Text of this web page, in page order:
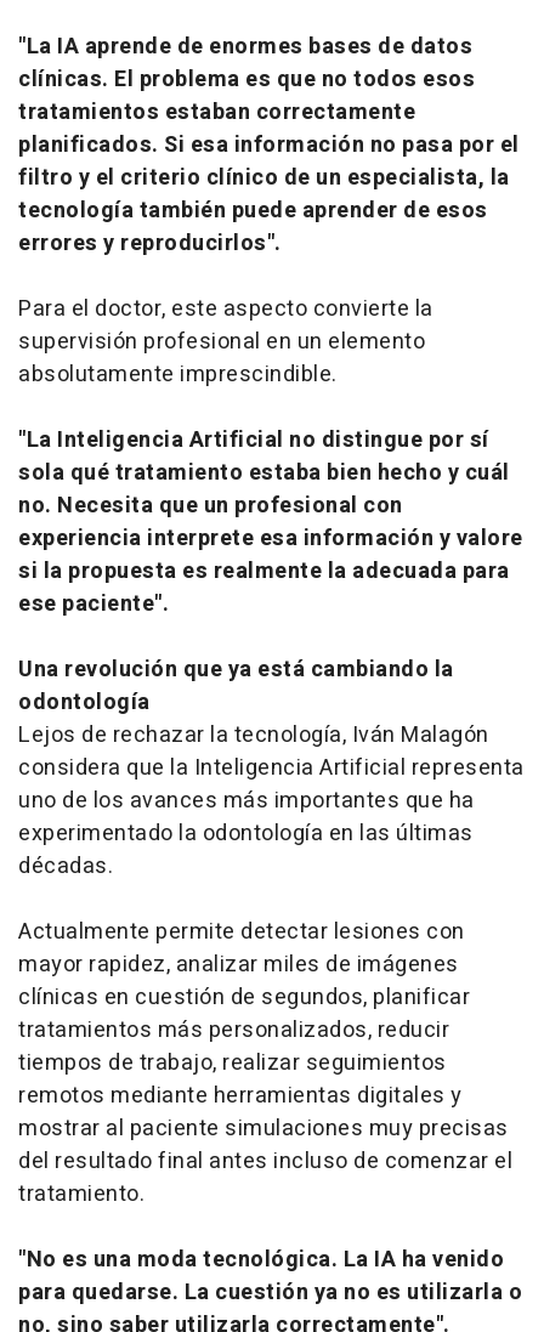
"La IA aprende de enormes bases de datos
clínicas. El problema es que no todos esos
tratamientos estaban correctamente
planificados. Si esa información no pasa por el
filtro y el criterio clínico de un especialista, la
tecnología también puede aprender de esos
errores y reproducirlos".
Para el doctor, este aspecto convierte la
supervisión profesional en un elemento
absolutamente imprescindible.
"La Inteligencia Artificial no distingue por sí
sola qué tratamiento estaba bien hecho y cuál
no. Necesita que un profesional con
experiencia interprete esa información y valore
si la propuesta es realmente la adecuada para
ese paciente".
Una revolución que ya está cambiando la
odontología
Lejos de rechazar la tecnología, Iván Malagón
considera que la Inteligencia Artificial representa
uno de los avances más importantes que ha
experimentado la odontología en las últimas
décadas.
Actualmente permite detectar lesiones con
mayor rapidez, analizar miles de imágenes
clínicas en cuestión de segundos, planificar
tratamientos más personalizados, reducir
tiempos de trabajo, realizar seguimientos
remotos mediante herramientas digitales y
mostrar al paciente simulaciones muy precisas
del resultado final antes incluso de comenzar el
tratamiento.
"No es una moda tecnológica. La IA ha venido
para quedarse. La cuestión ya no es utilizarla o